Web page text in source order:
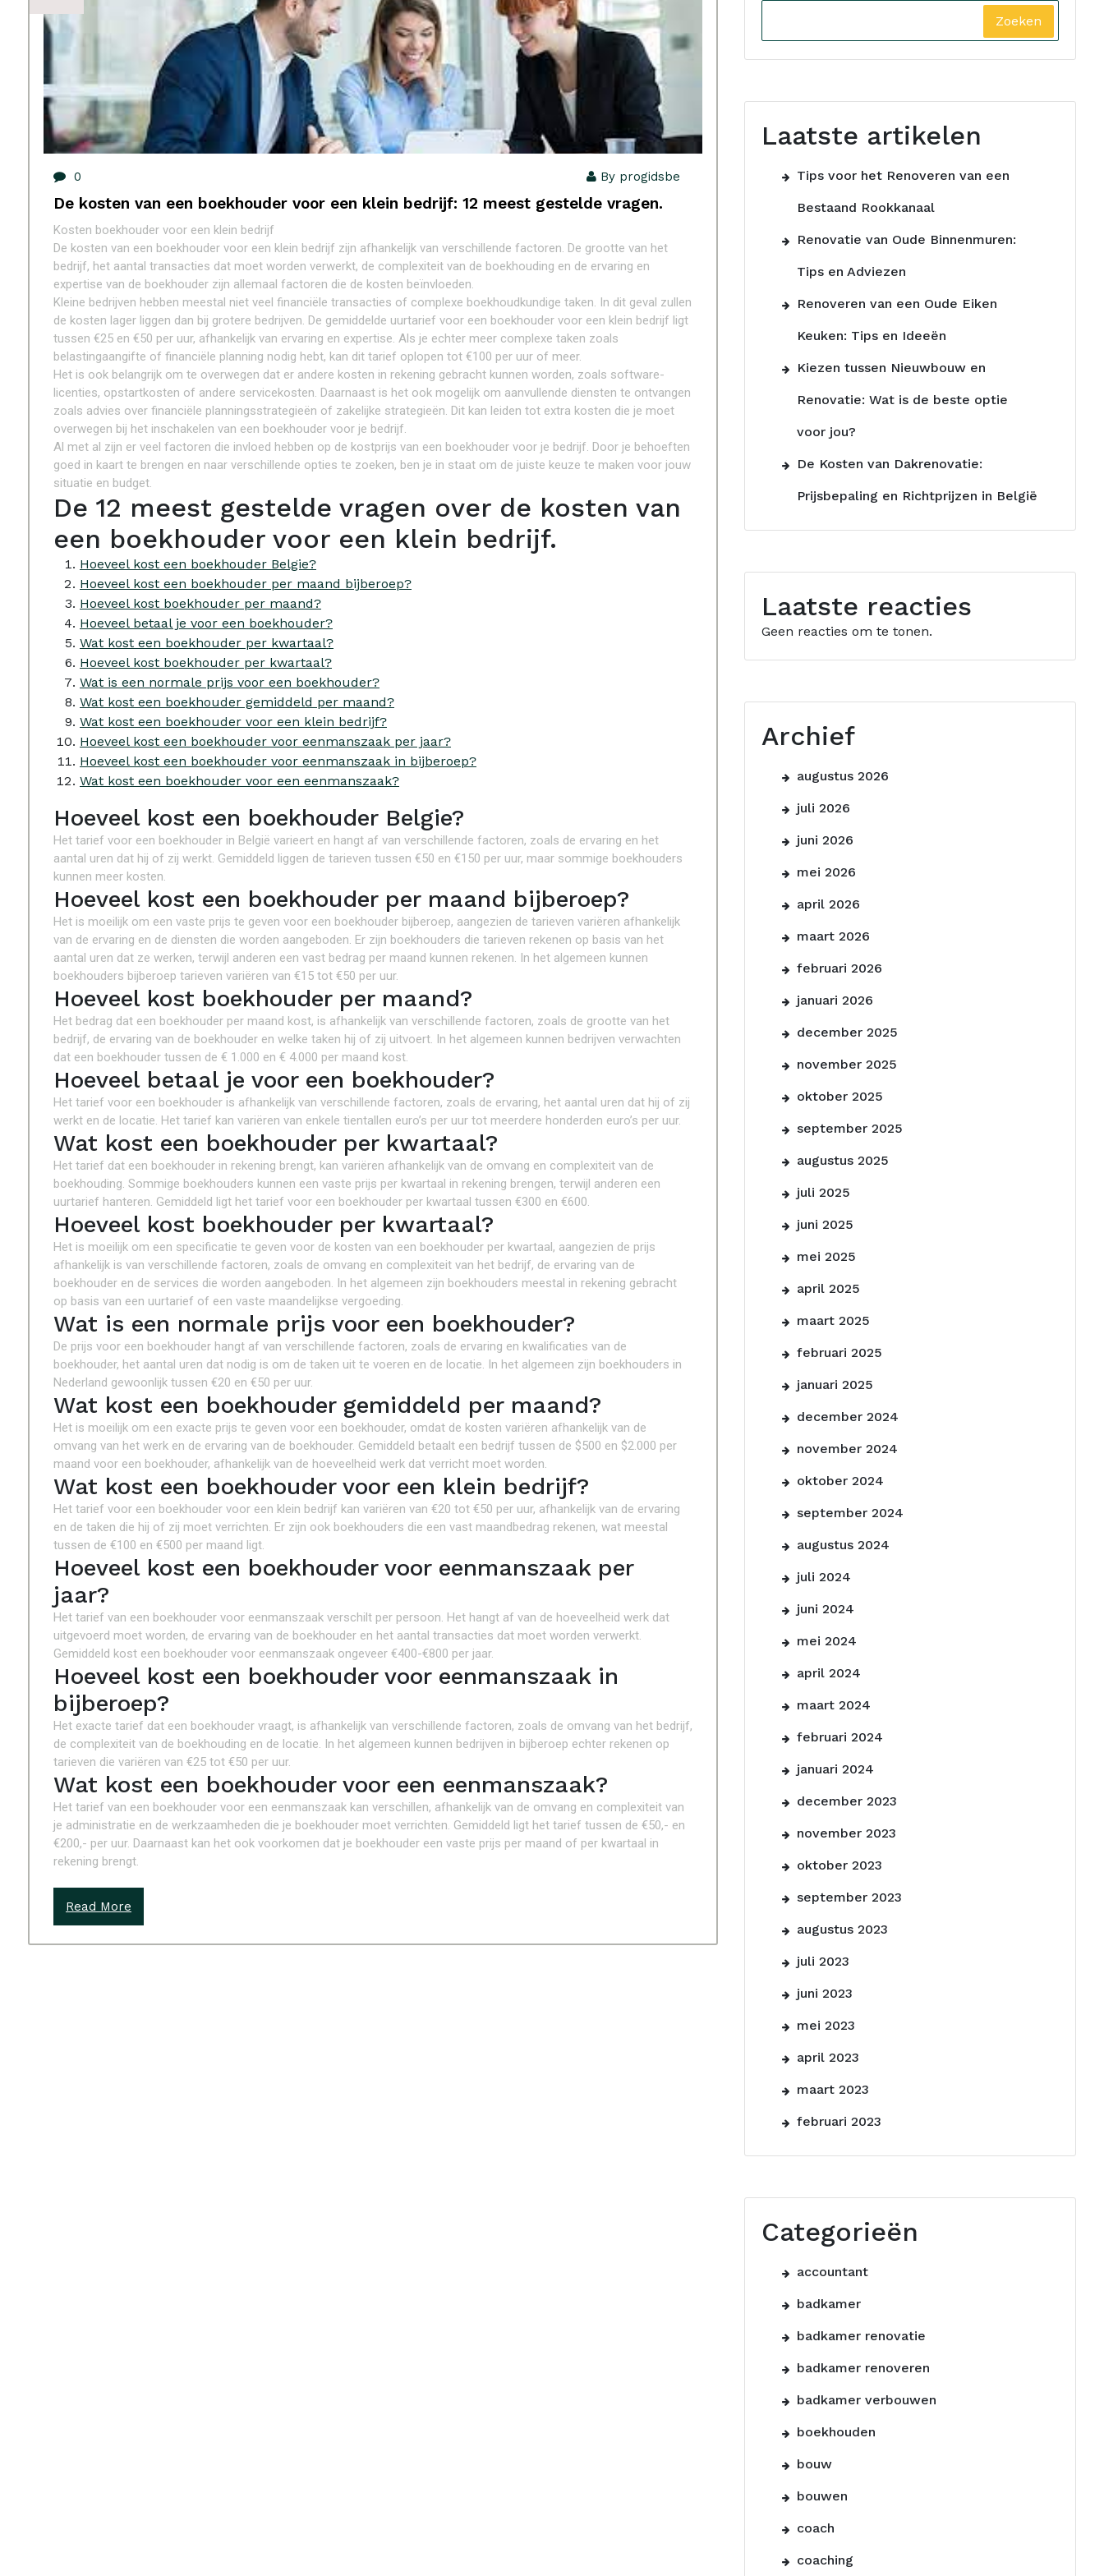
0 By progidsbe
De kosten van een boekhouder voor een klein bedrijf: 12 meest gestelde vragen.
Kosten boekhouder voor een klein bedrijf
De kosten van een boekhouder voor een klein bedrijf zijn afhankelijk van verschillende factoren. De grootte van het
bedrijf, het aantal transacties dat moet worden verwerkt, de complexiteit van de boekhouding en de ervaring en
expertise van de boekhouder zijn allemaal factoren die de kosten beïnvloeden.
Kleine bedrijven hebben meestal niet veel financiële transacties of complexe boekhoudkundige taken. In dit geval zullen
de kosten lager liggen dan bij grotere bedrijven. De gemiddelde uurtarief voor een boekhouder voor een klein bedrijf ligt
tussen €25 en €50 per uur, afhankelijk van ervaring en expertise. Als je echter meer complexe taken zoals
belastingaangifte of financiële planning nodig hebt, kan dit tarief oplopen tot €100 per uur of meer.
Het is ook belangrijk om te overwegen dat er andere kosten in rekening gebracht kunnen worden, zoals software-
licenties, opstartkosten of andere servicekosten. Daarnaast is het ook mogelijk om aanvullende diensten te ontvangen
zoals advies over financiële planningsstrategieën of zakelijke strategieën. Dit kan leiden tot extra kosten die je moet
overwegen bij het inschakelen van een boekhouder voor je bedrijf.
Al met al zijn er veel factoren die invloed hebben op de kostprijs van een boekhouder voor je bedrijf. Door je behoeften
goed in kaart te brengen en naar verschillende opties te zoeken, ben je in staat om de juiste keuze te maken voor jouw
situatie en budget.
De 12 meest gestelde vragen over de kosten van
een boekhouder voor een klein bedrijf.
Hoeveel kost een boekhouder Belgie?
Hoeveel kost een boekhouder per maand bijberoep?
Hoeveel kost boekhouder per maand?
Hoeveel betaal je voor een boekhouder?
Wat kost een boekhouder per kwartaal?
Hoeveel kost boekhouder per kwartaal?
Wat is een normale prijs voor een boekhouder?
Wat kost een boekhouder gemiddeld per maand?
Wat kost een boekhouder voor een klein bedrijf?
Hoeveel kost een boekhouder voor eenmanszaak per jaar?
Hoeveel kost een boekhouder voor eenmanszaak in bijberoep?
Wat kost een boekhouder voor een eenmanszaak?
Hoeveel kost een boekhouder Belgie?
Het tarief voor een boekhouder in België varieert en hangt af van verschillende factoren, zoals de ervaring en het
aantal uren dat hij of zij werkt. Gemiddeld liggen de tarieven tussen €50 en €150 per uur, maar sommige boekhouders
kunnen meer kosten.
Hoeveel kost een boekhouder per maand bijberoep?
Het is moeilijk om een vaste prijs te geven voor een boekhouder bijberoep, aangezien de tarieven variëren afhankelijk
van de ervaring en de diensten die worden aangeboden. Er zijn boekhouders die tarieven rekenen op basis van het
aantal uren dat ze werken, terwijl anderen een vast bedrag per maand kunnen rekenen. In het algemeen kunnen
boekhouders bijberoep tarieven variëren van €15 tot €50 per uur.
Hoeveel kost boekhouder per maand?
Het bedrag dat een boekhouder per maand kost, is afhankelijk van verschillende factoren, zoals de grootte van het
bedrijf, de ervaring van de boekhouder en welke taken hij of zij uitvoert. In het algemeen kunnen bedrijven verwachten
dat een boekhouder tussen de € 1.000 en € 4.000 per maand kost.
Hoeveel betaal je voor een boekhouder?
Het tarief voor een boekhouder is afhankelijk van verschillende factoren, zoals de ervaring, het aantal uren dat hij of zij
werkt en de locatie. Het tarief kan variëren van enkele tientallen euro’s per uur tot meerdere honderden euro’s per uur.
Wat kost een boekhouder per kwartaal?
Het tarief dat een boekhouder in rekening brengt, kan variëren afhankelijk van de omvang en complexiteit van de
boekhouding. Sommige boekhouders kunnen een vaste prijs per kwartaal in rekening brengen, terwijl anderen een
uurtarief hanteren. Gemiddeld ligt het tarief voor een boekhouder per kwartaal tussen €300 en €600.
Hoeveel kost boekhouder per kwartaal?
Het is moeilijk om een ​​specificatie te geven voor de kosten van een boekhouder per kwartaal, aangezien de prijs
afhankelijk is van verschillende factoren, zoals de omvang en complexiteit van het bedrijf, de ervaring van de
boekhouder en de services die worden aangeboden. In het algemeen zijn boekhouders meestal in rekening gebracht
op basis van een uurtarief of een vaste maandelijkse vergoeding.
Wat is een normale prijs voor een boekhouder?
De prijs voor een boekhouder hangt af van verschillende factoren, zoals de ervaring en kwalificaties van de
boekhouder, het aantal uren dat nodig is om de taken uit te voeren en de locatie. In het algemeen zijn boekhouders in
Nederland gewoonlijk tussen €20 en €50 per uur.
Wat kost een boekhouder gemiddeld per maand?
Het is moeilijk om een exacte prijs te geven voor een boekhouder, omdat de kosten variëren afhankelijk van de
omvang van het werk en de ervaring van de boekhouder. Gemiddeld betaalt een bedrijf tussen de $500 en $2.000 per
maand voor een boekhouder, afhankelijk van de hoeveelheid werk dat verricht moet worden.
Wat kost een boekhouder voor een klein bedrijf?
Het tarief voor een boekhouder voor een klein bedrijf kan variëren van €20 tot €50 per uur, afhankelijk van de ervaring
en de taken die hij of zij moet verrichten. Er zijn ook boekhouders die een vast maandbedrag rekenen, wat meestal
tussen de €100 en €500 per maand ligt.
Hoeveel kost een boekhouder voor eenmanszaak per
jaar?
Het tarief van een boekhouder voor eenmanszaak verschilt per persoon. Het hangt af van de hoeveelheid werk dat
uitgevoerd moet worden, de ervaring van de boekhouder en het aantal transacties dat moet worden verwerkt.
Gemiddeld kost een boekhouder voor eenmanszaak ongeveer €400-€800 per jaar.
Hoeveel kost een boekhouder voor eenmanszaak in
bijberoep?
Het exacte tarief dat een boekhouder vraagt, is afhankelijk van verschillende factoren, zoals de omvang van het bedrijf,
de complexiteit van de boekhouding en de locatie. In het algemeen kunnen bedrijven in bijberoep echter rekenen op
tarieven die variëren van €25 tot €50 per uur.
Wat kost een boekhouder voor een eenmanszaak?
Het tarief van een boekhouder voor een eenmanszaak kan verschillen, afhankelijk van de omvang en complexiteit van
je administratie en de werkzaamheden die je boekhouder moet verrichten. Gemiddeld ligt het tarief tussen de €50,- en
€200,- per uur. Daarnaast kan het ook voorkomen dat je boekhouder een vaste prijs per maand of per kwartaal in
rekening brengt.
Read More
Zoeken
Laatste artikelen
Tips voor het Renoveren van een
Bestaand Rookkanaal
Renovatie van Oude Binnenmuren:
Tips en Adviezen
Renoveren van een Oude Eiken
Keuken: Tips en Ideeën
Kiezen tussen Nieuwbouw en
Renovatie: Wat is de beste optie
voor jou?
De Kosten van Dakrenovatie:
Prijsbepaling en Richtprijzen in België
Laatste reacties
Geen reacties om te tonen.
Archief
augustus 2026
juli 2026
juni 2026
mei 2026
april 2026
maart 2026
februari 2026
januari 2026
december 2025
november 2025
oktober 2025
september 2025
augustus 2025
juli 2025
juni 2025
mei 2025
april 2025
maart 2025
februari 2025
januari 2025
december 2024
november 2024
oktober 2024
september 2024
augustus 2024
juli 2024
juni 2024
mei 2024
april 2024
maart 2024
februari 2024
januari 2024
december 2023
november 2023
oktober 2023
september 2023
augustus 2023
juli 2023
juni 2023
mei 2023
april 2023
maart 2023
februari 2023
Categorieën
accountant
badkamer
badkamer renovatie
badkamer renoveren
badkamer verbouwen
boekhouden
bouw
bouwen
coach
coaching